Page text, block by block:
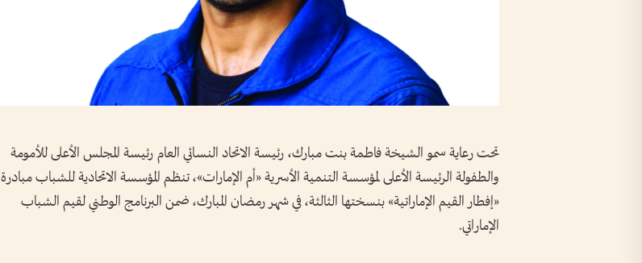
تحت رعاية سمو الشيخة فاطمة بنت مبارك، رئيسة الاتحاد النسائي العام رئيسة المجلس الأعلى للأمومة
والطفولة الرئيسة الأعلى لمؤسسة التنمية الأسرية «أم الإمارات»، تنظم المؤسسة الاتحادية للشباب مبادرة
«إفطار القيم الإماراتية» بنسختها الثالثة، في شهر رمضان المبارك، ضمن البرنامج الوطني لقيم الشباب
الإماراتي.